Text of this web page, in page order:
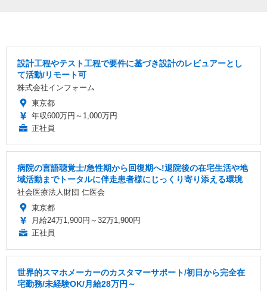
設計工程やテスト工程で要件に基づき設計のレビュアーとし
て活動/リモート可
株式会社インフォーム
東京都
年収600万円～1,000万円
正社員
病院の言語聴覚士/急性期から回復期へ!退院後の在宅生活や地
域活動までトータルに伴走患者様にじっくり寄り添える環境
社会医療法人財団 仁医会
東京都
月給24万1,900円～32万1,900円
正社員
世界的スマホメーカーのカスタマーサポート/初日から完全在
宅勤務/未経験OK/月給28万円～